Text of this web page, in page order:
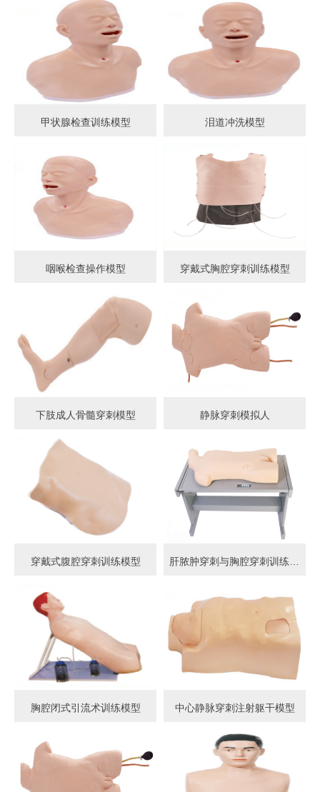
甲状腺检查训练模型 泪道冲洗模型
咽喉检查操作模型 穿戴式胸腔穿刺训练模型
下肢成人骨髓穿刺模型 静脉穿刺模拟人
穿戴式腹腔穿刺训练模型
胸腔闭式引流术训练模型 中心静脉穿刺注射躯干模型